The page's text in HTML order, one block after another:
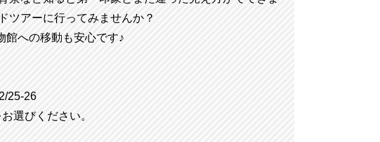
ツアーに行ってみませんか？
館への移動も安心です♪
25-26
選びください。